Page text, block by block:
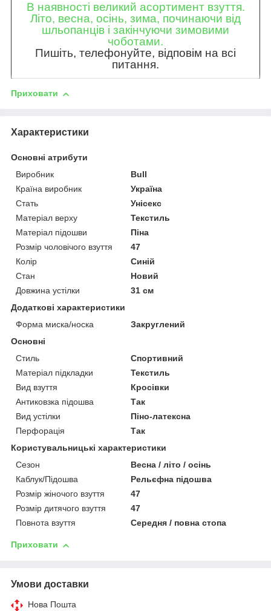
В наявності великий асортимент взуття.
Літо, весна, осінь, зима, починаючи від
шльопанців і закінчуючи зимовими
чоботами.
Пишіть, телефонуйте, відповім на всі
питання.
Приховати
Характеристики
Основні атрибути
Виробник
Bull
Країна виробник
Україна
Стать
Унісекс
Матеріал верху
Текстиль
Матеріал підошви
Піна
Розмір чоловічого взуття
47
Колір
Синій
Стан
Новий
Довжина устілки
31 см
Додаткові характеристики
Форма миска/носка
Закруглений
Основні
Стиль
Спортивний
Матеріал підкладки
Текстиль
Вид взуття
Кросівки
Антиковзка підошва
Так
Вид устілки
Піно-латексна
Перфорація
Так
Користувальницькі характеристики
Сезон
Весна / літо / осінь
Каблук/Підошва
Рельєфна підошва
Розмір жіночого взуття
47
Розмір дитячого взуття
47
Повнота взуття
Середня / повна стопа
Приховати
Умови доставки
Нова Пошта